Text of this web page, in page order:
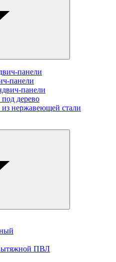
панели
панели
панели
дерево
нержавеющей стали
ПВЛ